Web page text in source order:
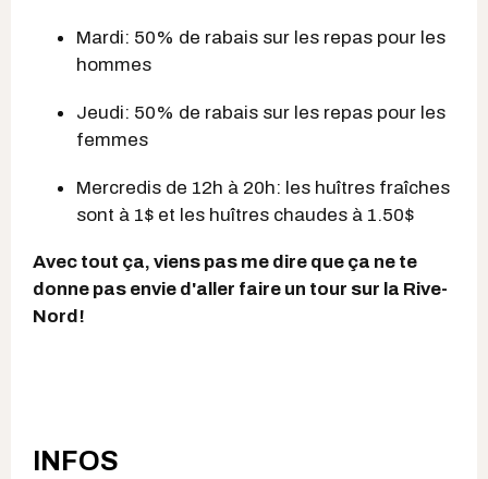
Mardi: 50% de rabais sur les repas pour les
hommes
Jeudi: 50% de rabais sur les repas pour les
femmes
Mercredis de 12h à 20h: les huîtres fraîches
sont à 1$ et les huîtres chaudes à 1.50$
Avec tout ça, viens pas me dire que ça ne te
donne pas envie d'aller faire un tour sur la Rive-
Nord!
INFOS